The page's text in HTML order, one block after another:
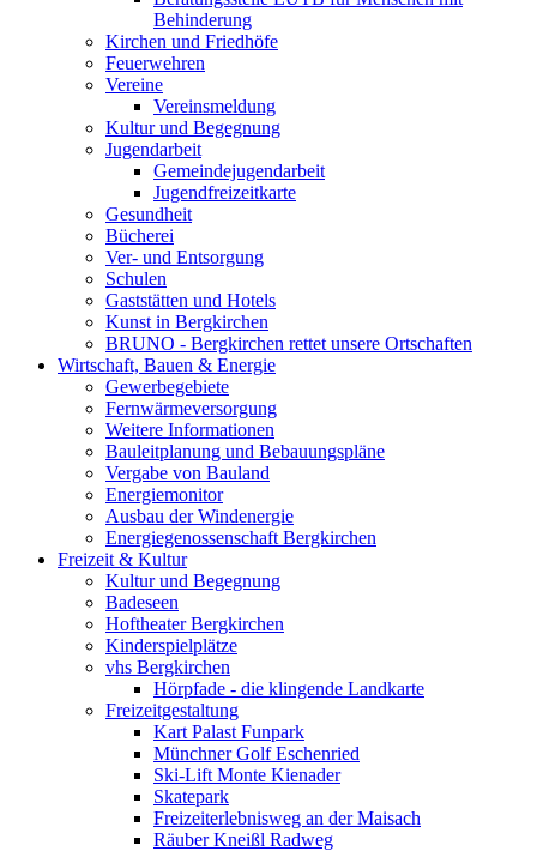
Behinderung
Kirchen und Friedhöfe
Feuerwehren
Vereine
Vereinsmeldung
Kultur und Begegnung
Jugendarbeit
Gemeindejugendarbeit
Jugendfreizeitkarte
Gesundheit
Bücherei
Ver- und Entsorgung
Schulen
Gaststätten und Hotels
Kunst in Bergkirchen
BRUNO - Bergkirchen rettet unsere Ortschaften
Wirtschaft, Bauen & Energie
Gewerbegebiete
Fernwärmeversorgung
Weitere Informationen
Bauleitplanung und Bebauungspläne
Vergabe von Bauland
Energiemonitor
Ausbau der Windenergie
Energiegenossenschaft Bergkirchen
Freizeit & Kultur
Kultur und Begegnung
Badeseen
Hoftheater Bergkirchen
Kinderspielplätze
vhs Bergkirchen
Hörpfade - die klingende Landkarte
Freizeitgestaltung
Kart Palast Funpark
Münchner Golf Eschenried
Ski-Lift Monte Kienader
Skatepark
Freizeiterlebnisweg an der Maisach
Räuber Kneißl Radweg